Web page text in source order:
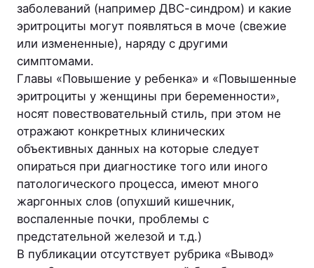
заболеваний (например ДВС-синдром) и какие
эритроциты могут появляться в моче (свежие
или измененные), наряду с другими
симптомами.
Главы «Повышение у ребенка» и «Повышенные
эритроциты у женщины при беременности»,
носят повествовательный стиль, при этом не
отражают конкретных клинических
объективных данных на которые следует
опираться при диагностике того или иного
патологического процесса, имеют много
жаргонных слов (опухший кишечник,
воспаленные почки, проблемы с
предстательной железой и т.д.)
В публикации отсутствует рубрика «Вывод»